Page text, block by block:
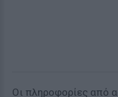
Οι πληροφορίες από